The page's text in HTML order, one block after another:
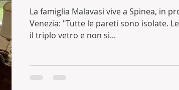
La famiglia Malavasi vive a Spinea, in
Venezia: "Tutte le pareti sono isolate.
il triplo vetro e non si...